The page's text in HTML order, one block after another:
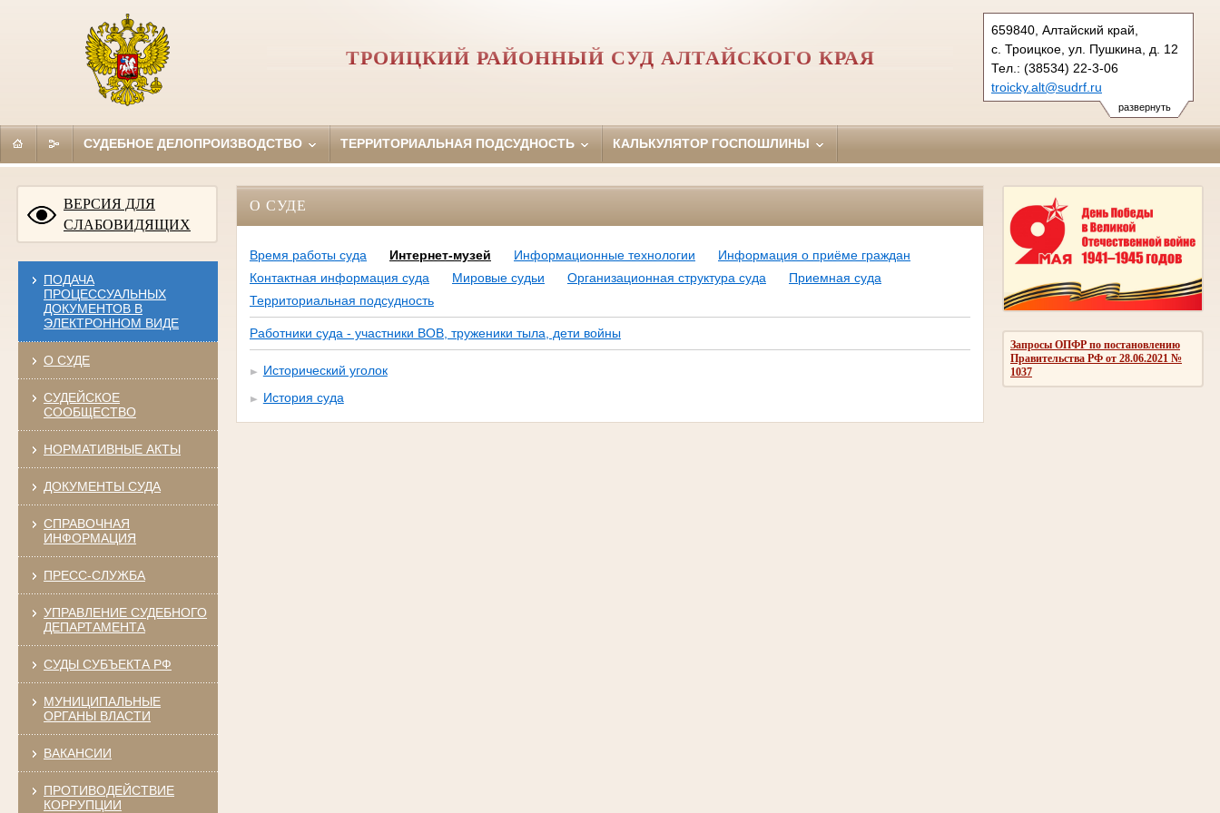
развернуть
659840, Алтайский край,
с. Троицкое, ул. Пушкина, д. 12
Тел.: (38534) 22-3-06
troicky.alt@sudrf.ru
показать на карте
ТРОИЦКИЙ РАЙОННЫЙ СУД АЛТАЙСКОГО КРАЯ
СУДЕБНОЕ ДЕЛОПРОИЗВОДСТВО ТЕРРИТОРИАЛЬНАЯ ПОДСУДНОСТЬ КАЛЬКУЛЯТОР ГОСПОШЛИНЫ
ВЕРСИЯ ДЛЯ
СЛАБОВИДЯЩИХ
ПОДАЧА
ПРОЦЕССУАЛЬНЫХ
ДОКУМЕНТОВ В
ЭЛЕКТРОННОМ ВИДЕ
О СУДЕ
СУДЕЙСКОЕ
СООБЩЕСТВО
НОРМАТИВНЫЕ АКТЫ
ДОКУМЕНТЫ СУДА
СПРАВОЧНАЯ
ИНФОРМАЦИЯ
ПРЕСС-СЛУЖБА
УПРАВЛЕНИЕ СУДЕБНОГО
ДЕПАРТАМЕНТА
СУДЫ СУБЪЕКТА РФ
МУНИЦИПАЛЬНЫЕ
ОРГАНЫ ВЛАСТИ
ВАКАНСИИ
ПРОТИВОДЕЙСТВИЕ
КОРРУПЦИИ
Запросы ОПФР по постановлению
Правительства РФ от 28.06.2021 №
1037
О СУДЕ
Время работы суда Интернет-музей Информационные технологии
Информация о приёме граждан
Контактная информация суда
Мировые судьи Организационная структура суда
Приемная суда
Территориальная подсудность
Работники суда - участники ВОВ, труженики тыла, дети войны
Исторический уголок
История суда